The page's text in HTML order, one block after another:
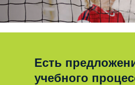
Есть
учебного